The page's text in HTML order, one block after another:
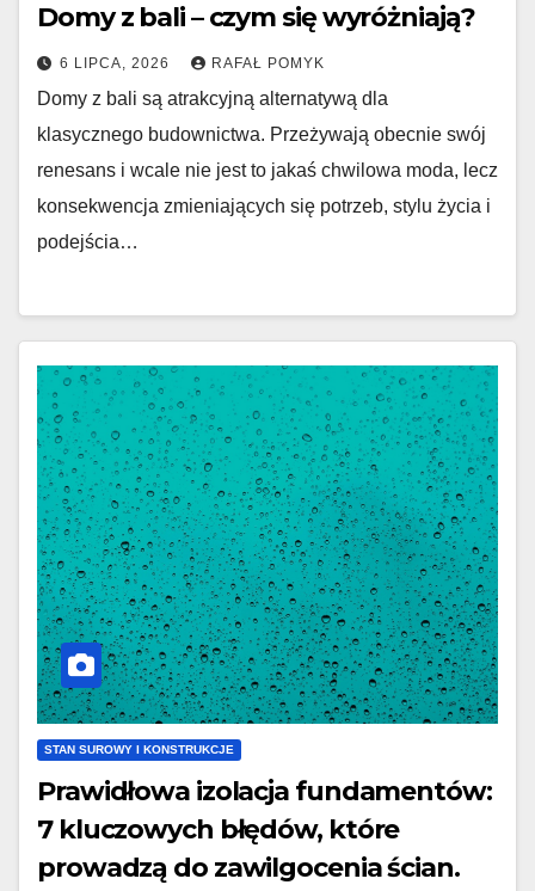
Domy z bali – czym się wyróżniają?
6 LIPCA, 2026 RAFAŁ POMYK
Domy z bali są atrakcyjną alternatywą dla
klasycznego budownictwa. Przeżywają obecnie swój
renesans i wcale nie jest to jakaś chwilowa moda, lecz
konsekwencja zmieniających się potrzeb, stylu życia i
podejścia…
STAN SUROWY I KONSTRUKCJE
Prawidłowa izolacja fundamentów:
7 kluczowych błędów, które
prowadzą do zawilgocenia ścian.